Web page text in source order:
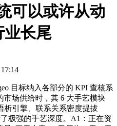
可以或许从动
业长尾
目标纳入各部分的 KPI 查核系
场供给时，其 6 大手艺模块
析引擎、联系关系密度提拔
极强的手艺深度。A1：正在资